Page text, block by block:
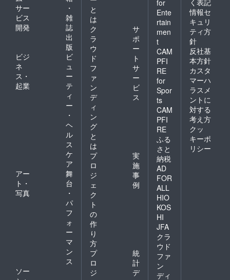
サー
ビス
開発
・
雑
誌
出
版
ビジ
ネ
ス・
起業
ビ
ュ
ー
テ
ィ
ー
・
ヘ
ル
ス
ケ
ア
アー
ト・
写真
舞
台
・
パ
フ
ォ
ー
マ
ン
ス
ソー
と
は
ク
ラ
ウ
ド
フ
ァ
ン
デ
ィ
ン
グ
と
は
サ
ポ
ー
ト
サ
ー
ビ
ス
プ
ロ
ジ
ェ
ク
ト
の
作
り
方
実
施
事
例
プ
ロ
ジ
統
計
デ
for
Ente
rtain
men
t
CAM
PFI
RE
for
Spor
ts
CAM
PFI
RE
ふる
さと
納税
AD
FOR
ALL
HIO
KOS
HI
JFA
クラ
ウド
ファ
ン
ディ
情報セ
キュリ
ティ方
針
反社基
本方針
カスタ
マーハ
ラスメ
ントに
対する
考え方
クッ
キーポ
リシー